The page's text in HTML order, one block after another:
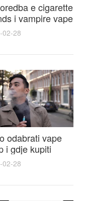
e cigarette
i vampire vape
– vodič s
ponudama
02-28
odabrati vape
i gdje kupiti
Vapes uz
cijene
02-28